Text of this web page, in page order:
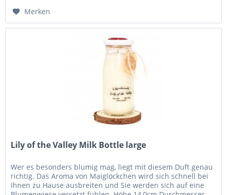
Merken
Lily of the Valley Milk Bottle large
Wer es besonders blumig mag, liegt mit diesem Duft genau
richtig. Das Aroma von Maiglöckchen wird sich schnell bei
Ihnen zu Hause ausbreiten und Sie werden sich auf eine